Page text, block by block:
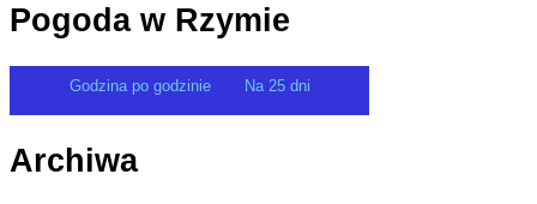
Pogoda w Rzymie
Godzina po godzinie Na 25 dni
Archiwa